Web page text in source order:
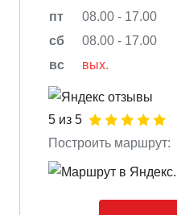
пт
08.00 - 17.00
сб
08.00 - 17.00
вс
вых.
5 из 5
Построить маршрут: